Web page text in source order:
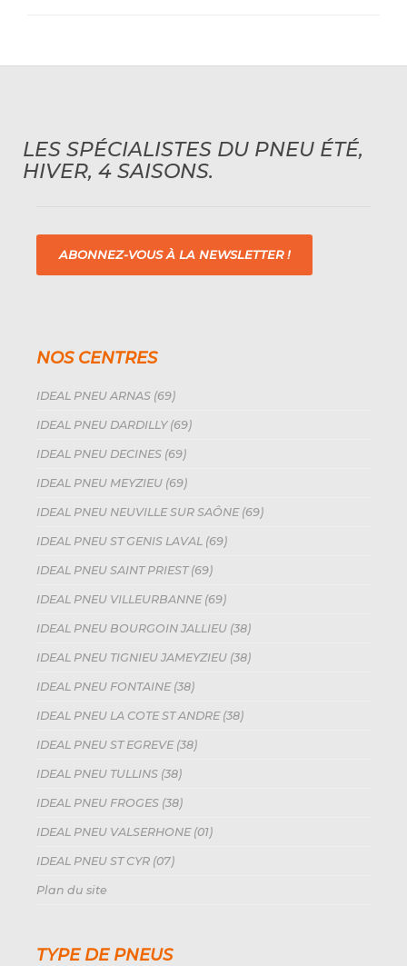
LES SPÉCIALISTES DU PNEU ÉTÉ,
HIVER, 4 SAISONS.
ABONNEZ-VOUS À LA NEWSLETTER !
NOS CENTRES
IDEAL PNEU ARNAS (69)
IDEAL PNEU DARDILLY (69)
IDEAL PNEU DECINES (69)
IDEAL PNEU MEYZIEU (69)
IDEAL PNEU NEUVILLE SUR SAÔNE (69)
IDEAL PNEU ST GENIS LAVAL (69)
IDEAL PNEU SAINT PRIEST (69)
IDEAL PNEU VILLEURBANNE (69)
IDEAL PNEU BOURGOIN JALLIEU (38)
IDEAL PNEU TIGNIEU JAMEYZIEU (38)
IDEAL PNEU FONTAINE (38)
IDEAL PNEU LA COTE ST ANDRE (38)
IDEAL PNEU ST EGREVE (38)
IDEAL PNEU TULLINS (38)
IDEAL PNEU FROGES (38)
IDEAL PNEU VALSERHONE (01)
IDEAL PNEU ST CYR (07)
Plan du site
TYPE DE PNEUS